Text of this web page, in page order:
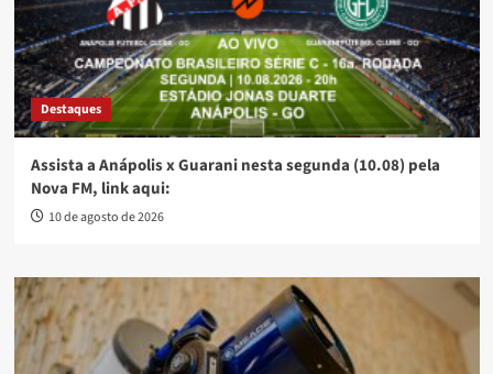
Destaques
Assista a Anápolis x Guarani nesta segunda (10.08) pela
Nova FM, link aqui:
10 de agosto de 2026